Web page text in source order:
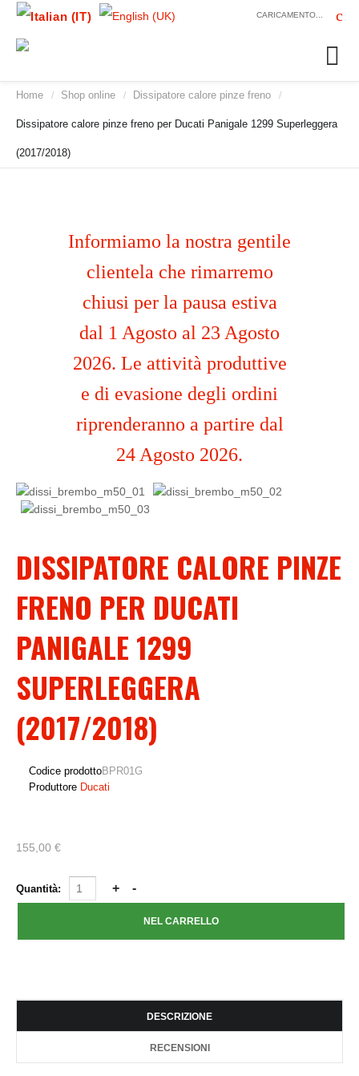
CARICAMENTO...
Home / Shop online / Dissipatore calore pinze freno /
Dissipatore calore pinze freno per Ducati Panigale 1299 Superleggera
(2017/2018)
Informiamo la nostra gentile
clientela che rimarremo
chiusi per la pausa estiva
dal 1 Agosto al 23 Agosto
2026. Le attività produttive
e di evasione degli ordini
riprenderanno a partire dal
24 Agosto 2026.
DISSIPATORE CALORE PINZE
FRENO PER DUCATI
PANIGALE 1299
SUPERLEGGERA
(2017/2018)
Codice prodottoBPR01G
Produttore Ducati
155,00 €
Quantità:
DESCRIZIONE
RECENSIONI